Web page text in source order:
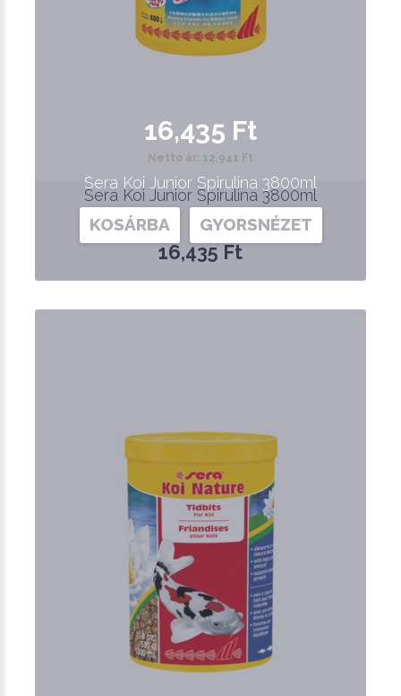
Sera Koi Junior Spirulina 3800ml
16,435 Ft
16,435 Ft
Nettó ár: 12,941 Ft
Sera Koi Junior Spirulina 3800ml
KOSÁRBA GYORSNÉZET